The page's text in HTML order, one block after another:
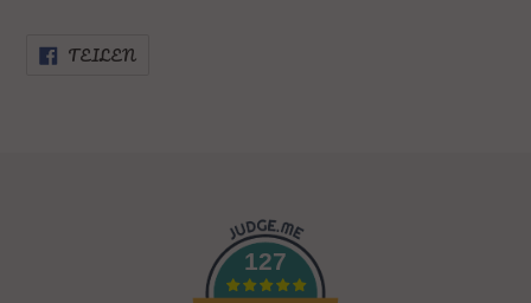
TEILENFACEBOOK
127